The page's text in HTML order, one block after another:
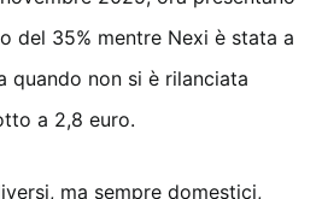
del 35% mentre Nexi è stata a
quando non si è rilanciata
a 2,8 euro.
ma sempre domestici,